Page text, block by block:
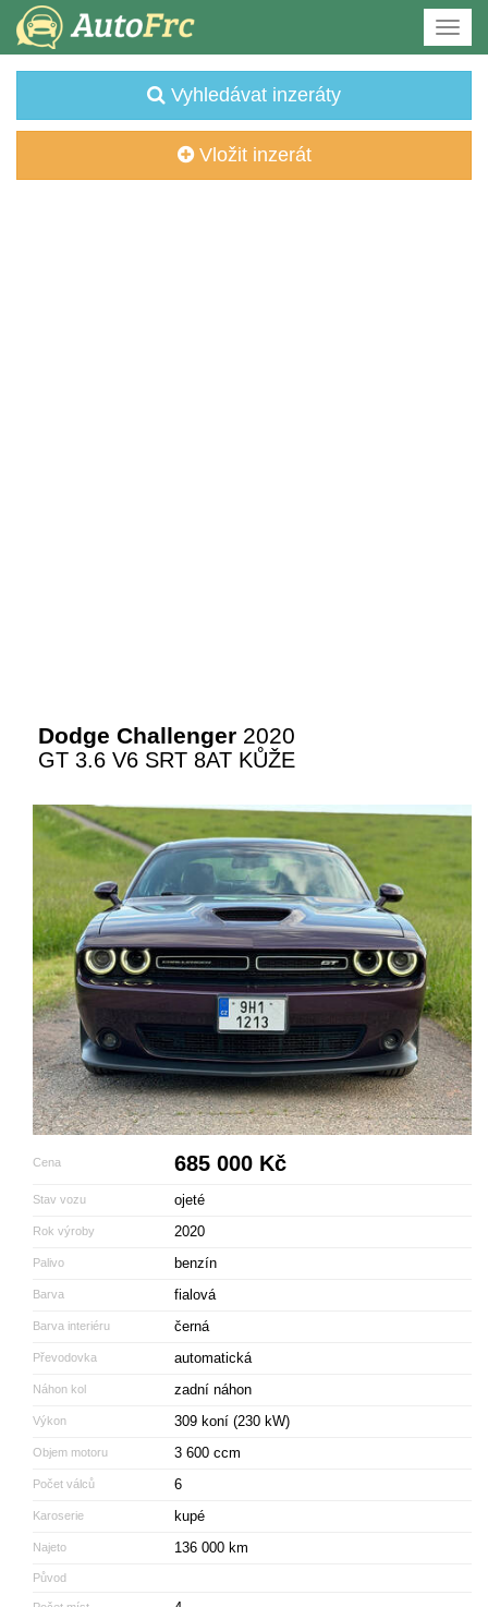
Vyhledávat inzeráty
Vložit inzerát
Dodge Challenger 2020
GT 3.6 V6 SRT 8AT KŮŽE
Cena 685 000 Kč
Stav vozu ojeté
Rok výroby 2020
Palivo benzín
Barva fialová
Barva interiéru černá
Převodovka automatická
Náhon kol zadní náhon
Výkon 309 koní (230 kW)
Objem motoru 3 600 ccm
Počet válců 6
Karoserie kupé
Najeto 136 000 km
Původ